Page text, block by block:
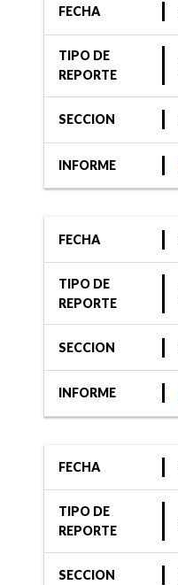
FECHA
TIPO DE
REPORTE
SECCION
INFORME
FECHA
TIPO DE
REPORTE
SECCION
INFORME
FECHA
TIPO DE
REPORTE
SECCION